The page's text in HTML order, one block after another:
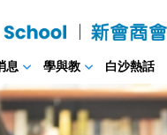
息 學與教 白沙熱話